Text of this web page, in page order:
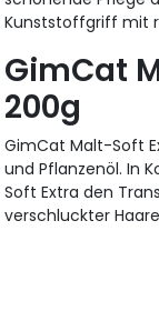
Kunststoffgriff mit
GimCat
200g
GimCat Malt-Soft
und Pflanzenöl. In
Soft Extra den
verschluckter